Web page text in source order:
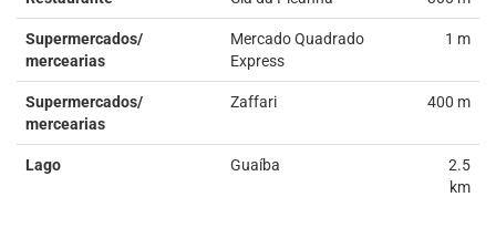
Supermercados/
mercearias
Mercado Quadrado
Express
1 m
Supermercados/
mercearias
Zaffari 400 m
Lago Guaíba
2.5
km